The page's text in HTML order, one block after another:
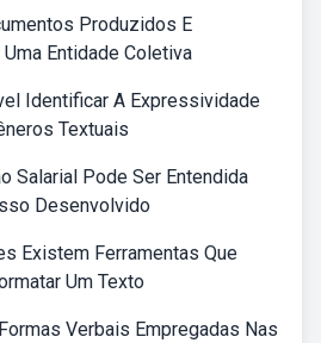
Produzidos E
Entidade Coletiva
Identificar A Expressividade
Textuais
Salarial Pode Ser Entendida
Desenvolvido
Existem Ferramentas Que
Um Texto
Verbais Empregadas Nas